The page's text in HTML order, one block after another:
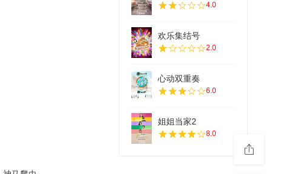
4.0
欢乐集结号
2.0
心动双重奏
6.0
姐姐当家2
8.0